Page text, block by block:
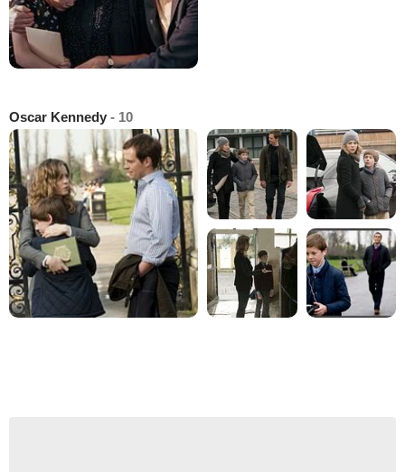
Oscar Kennedy - 10